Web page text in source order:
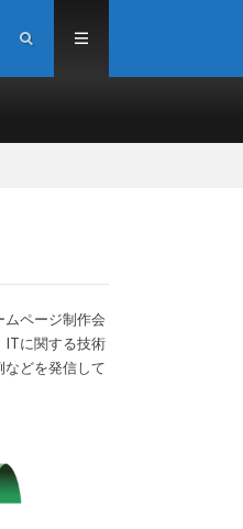
ページ制作会
ITに関する技術
などを発信して